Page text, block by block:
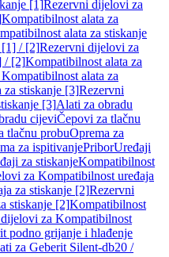
[1]Rezervni dijelovi za
Kompatibilnost alata za
alata za stiskanje
[1] / [2]Rezervni dijelovi za
/ [2]Kompatibilnost alata za
alata za
za stiskanje [3]Rezervni
[3]Alati za obradu
cijeviČepovi za tlačnu
tlačnu probuOprema za
za ispitivanjePriborUređaji
za stiskanjeKompatibilnost
za Kompatibilnost uređaja
za stiskanje [2]Rezervni
stiskanje [2]Kompatibilnost
za Kompatibilnost
podno grijanje i hlađenje
za Geberit Silent-db20 /